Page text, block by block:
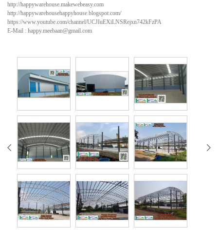
http://happywarehouse.makewebeasy.com
http://happywarehousehappyhouse.blogspot.com/
https://www.youtube.com/channel/UCJIuEXiLNSRejxn742kFzPA
E-Mail : happy.meebaan@gmail.com